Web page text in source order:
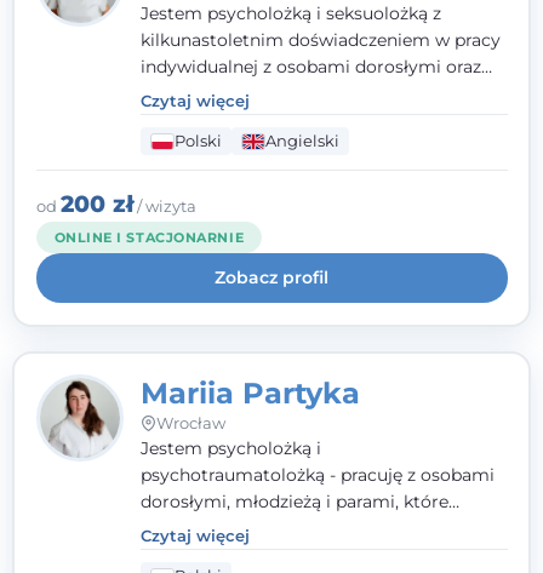
Jestem psycholożką i seksuolożką z
kilkunastoletnim doświadczeniem w pracy
indywidualnej z osobami dorosłymi oraz
parami. Specjalizuję się w obszarze zdrowia
seksualnego, żałoby, kryzysów życiowych i
wypalenia zawodowego. Pracuję w języku
polskim i angielskim, w podejściu
humanistycznym, opartym na
partnerstwie i podmiotowości klienta.
Czytaj więcej
Polski Angielski
od 200 zł/ wizyta
ONLINE I STACJONARNIE
Zobacz profil
Mariia Partyka
Wrocław
Jestem psycholożką i
psychotraumatolożką - pracuję z osobami
dorosłymi, młodzieżą i parami, które
doświadczają kryzysów psychicznych,
traumy, stanów lękowych i trudności
Czytaj więcej